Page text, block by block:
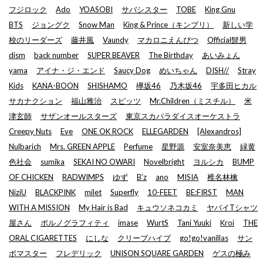
フジロック Ado YOASOBI サバシスター TOBE
King Gnu
BTS
ジョングク Snow Man King & Prince（キンプリ）
新しい学
校のリーダーズ
藤井風 Vaundy マカロニえんぴつ
Official髭男
dism
back number SUPER BEAVER The Birthday
あいみょん
yama
アイナ・ジ・エンド Saucy Dog めいちゃん DISH//
Stray
Kids
KANA-BOON SHISHAMO 欅坂46 乃木坂46
宇多田ヒカル
サカナクション
福山雅治 スピッツ Mr.Children（ミスチル）
米
津玄師
サザンオールスターズ
東京スカパラダイスオーケストラ
Creepy Nuts
Eve ONE OK ROCK ELLEGARDEN
[Alexandros]
Nulbarich
Mrs. GREEN APPLE Perfume 星野源 安室奈美恵
緑黄
色社会
sumika SEKAI NO OWARI Novelbright ヨルシカ
BUMP
OF CHICKEN
RADWIMPS ゆず B’z ano MISIA
椎名林檎
NiziU
BLACKPINK milet Superfly 10-FEET BE:FIRST
MAN
WITH A MISSION
My Hair is Bad キュウソネコカミ
ヤバイTシャツ
屋さん
ポルノグラフィティ imase WurtS Tani Yuuki Kroi
THE
ORAL CIGARETTES
にしな クリープハイプ go!go!vanillas
サン
ボマスター
フレデリック UNISON SQUARE GARDEN
ゲスの極み